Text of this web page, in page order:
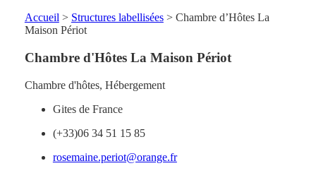
Accueil> Structures labellisées> Chambre d’Hôtes La
Maison Périot
Chambre d'Hôtes La Maison Périot
Chambre d'hôtes, Hébergement
Gites de France
(+33)06 34 51 15 85
rosemaine.periot@orange.fr